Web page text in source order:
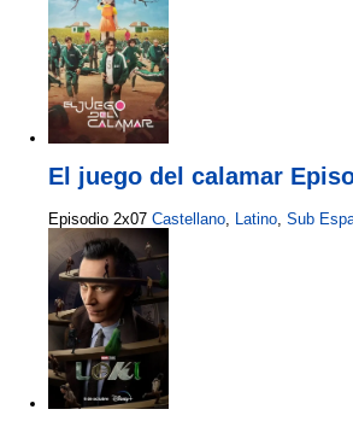
El juego del calamar
Episodio 2x07 Castellano, Latino, Sub